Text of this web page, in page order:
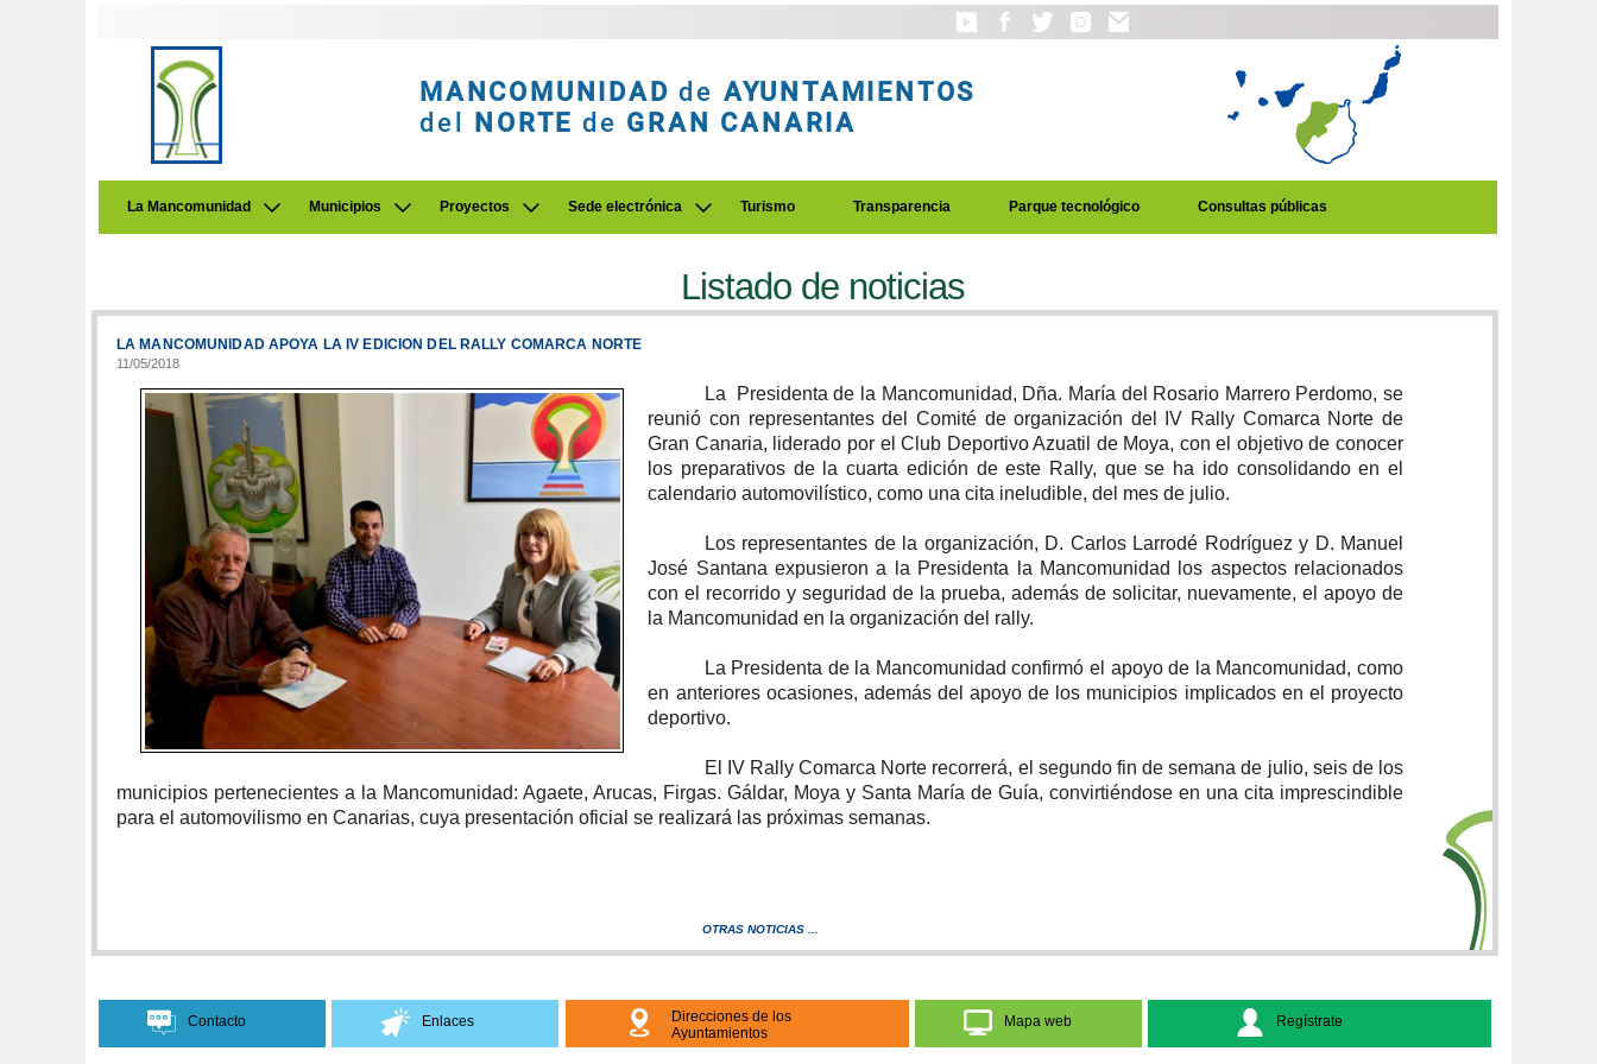
MANCOMUNIDAD de AYUNTAMIENTOS
del NORTE de GRAN CANARIA
La Mancomunidad Municipios Proyectos Sede electrónica Turismo Transparencia Parque tecnológico Consultas públicas
Listado de noticias
LA MANCOMUNIDAD APOYA LA IV EDICION DEL RALLY COMARCA NORTE
11/05/2018
La Presidenta de la Mancomunidad, Dña. María del Rosario Marrero Perdomo, se
reunió con representantes del Comité de organización del IV Rally Comarca Norte de
Gran Canaria, liderado por el Club Deportivo Azuatil de Moya, con el objetivo de conocer
los preparativos de la cuarta edición de este Rally, que se ha ido consolidando en el
calendario automovilístico, como una cita ineludible, del mes de julio.
Los representantes de la organización, D. Carlos Larrodé Rodríguez y D. Manuel
José Santana expusieron a la Presidenta la Mancomunidad los aspectos relacionados
con el recorrido y seguridad de la prueba, además de solicitar, nuevamente, el apoyo de
la Mancomunidad en la organización del rally.
La Presidenta de la Mancomunidad confirmó el apoyo de la Mancomunidad, como
en anteriores ocasiones, además del apoyo de los municipios implicados en el proyecto
deportivo.
El IV Rally Comarca Norte recorrerá, el segundo fin de semana de julio, seis de los
municipios pertenecientes a la Mancomunidad: Agaete, Arucas, Firgas. Gáldar, Moya y Santa María de Guía, convirtiéndose en una cita imprescindible
para el automovilismo en Canarias, cuya presentación oficial se realizará las próximas semanas.
OTRAS NOTICIAS ...
Contacto Enlaces
Direcciones de los
Ayuntamientos
Mapa web Regístrate